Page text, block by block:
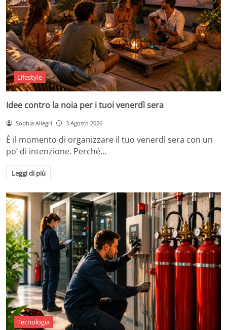
Lifestyle
Idee contro la noia per i tuoi venerdì sera
Sophia Allegri 3 Agosto 2026
È il momento di organizzare il tuo venerdì sera con un
po’ di intenzione. Perché…
Leggi di più
Tecnologia